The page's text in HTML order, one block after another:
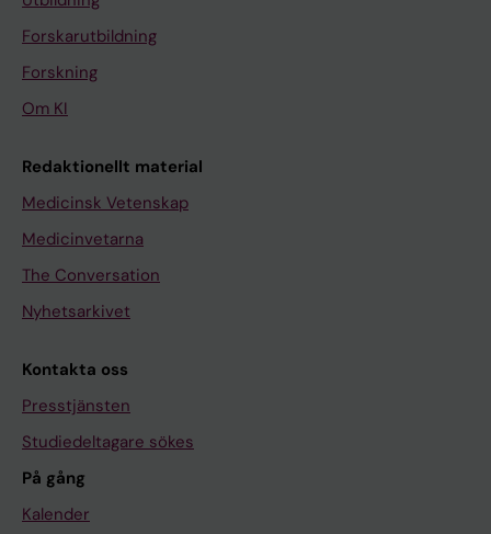
Forskarutbildning
Forskning
Om KI
Redaktionellt material
Medicinsk Vetenskap
Medicinvetarna
The Conversation
Nyhetsarkivet
Kontakta oss
Presstjänsten
Studiedeltagare sökes
På gång
Kalender